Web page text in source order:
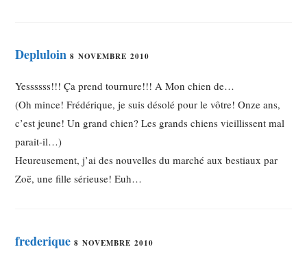
Depluloin 8 NOVEMBRE 2010
Yessssss!!! Ça prend tournure!!! A Mon chien de…
(Oh mince! Frédérique, je suis désolé pour le vôtre! Onze ans,
c’est jeune! Un grand chien? Les grands chiens vieillissent mal
parait-il…)
Heureusement, j’ai des nouvelles du marché aux bestiaux par
Zoë, une fille sérieuse! Euh…
frederique 8 NOVEMBRE 2010